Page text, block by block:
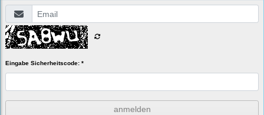
Eingabe Sicherheitscode: *
anmelden